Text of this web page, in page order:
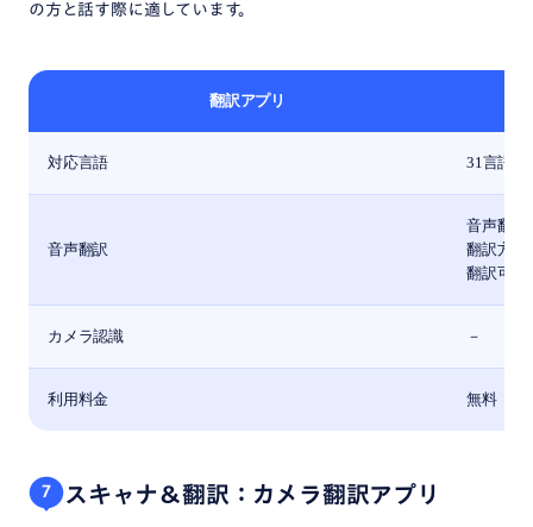
の方と話す際に適しています。
翻訳アプリ
対応言語 31言語
音声翻訳
音声翻訳
翻訳方向
翻訳可能
カメラ認識 －
利用料金 無料
7 スキャナ＆翻訳：カメラ翻訳アプリ